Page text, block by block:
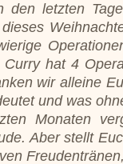
letzten
hat 4
wir alleine
und was
Monaten
Aber stellt